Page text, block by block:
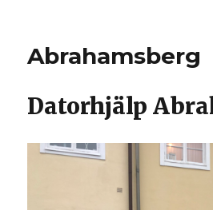
Abrahamsberg
Datorhjälp